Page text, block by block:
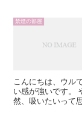
禁煙の部屋
こんにちは、ウル
い感が強いです。
然、吸いたいって